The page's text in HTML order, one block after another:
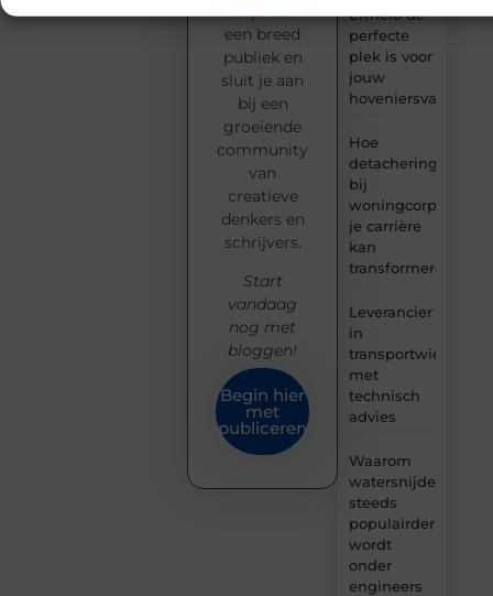
Ermelo de
perfecte
plek is voor
jouw
Hoe
detachering
bij
woningcorporaties
je carrière
kan
transformeren
Leverancier
in
transportwielen
met
technisch
advies
Waarom
watersnijden
steeds
populairder
wordt
onder
engineers
inspireer
een breed
publiek en
sluit je aan
bij een
groeiende
community
van
creatieve
denkers en
schrijvers.
Start
vandaag
nog met
bloggen!
Begin hier
met
publiceren